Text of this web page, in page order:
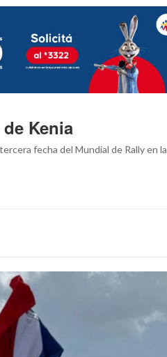
Kenia
fecha del Mundial de Rally en la